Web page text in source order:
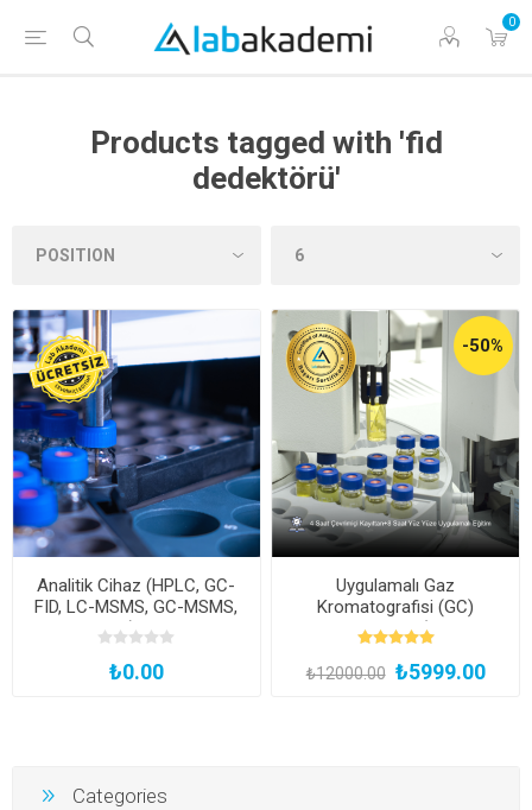
0
Products tagged with 'fid
dedektörü'
Analitik Cihaz (HPLC, GC-
FID, LC-MSMS, GC-MSMS,
AAS, UV-VIS) Demo Eğitimi
₺0.00
-50%
Uygulamalı Gaz
Kromatografisi (GC)
Uzmanlık Eğitimi (Yüz Yüze
ve Bireysel Uygulamalı)
₺12000.00 ₺5999.00
Categories